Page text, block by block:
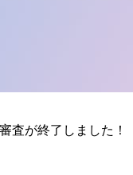
査が終了しました！